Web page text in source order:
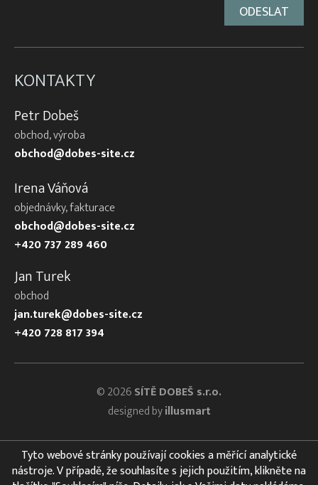
KONTAKTY
Petr Dobeš
obchod, výroba
obchod@dobes-site.cz
Irena Váňová
objednávky, fakturace
obchod@dobes-site.cz
+420 737 289 460
Jan Turek
obchod
jan.turek@dobes-site.cz
+420 728 817 394
© 2026SÍTĚ DOBEŠ s.r.o.
designed byillusmart
Tyto webové stránky používají cookies a měřící analytické
nástroje. V případě, že souhlasíte s jejich použitím, klikněte na